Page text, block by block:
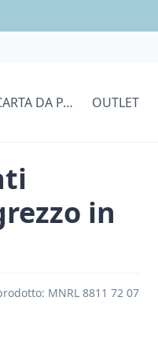
COLLEZIONE CARTA DA PARATI OUTLET
in
MNRL 8811 72 07